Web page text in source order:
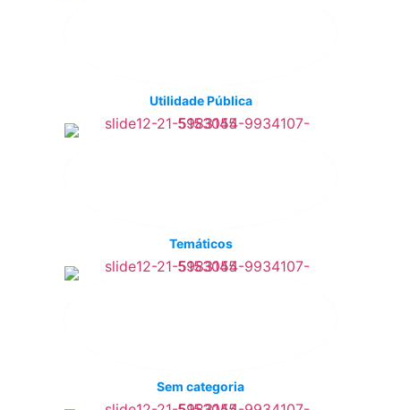
Utilidade Pública
Temáticos
Sem categoria